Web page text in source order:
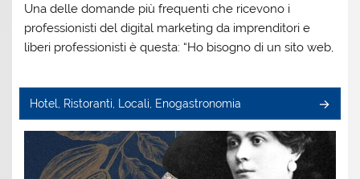
Una delle domande più frequenti che ricevono i
professionisti del digital marketing da imprenditori e
liberi professionisti è questa: “Ho bisogno di un sito web,
Hotel, Ristoranti, Locali, Enogastronomia